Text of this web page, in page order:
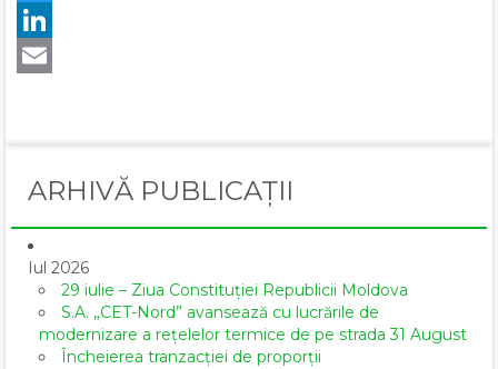
ARHIVĂ PUBLICAȚII
Iul 2026
29 iulie – Ziua Constituției Republicii Moldova
S.A. „CET-Nord” avansează cu lucrările de
modernizare a rețelelor termice de pe strada 31 August
Încheierea tranzacției de proporții